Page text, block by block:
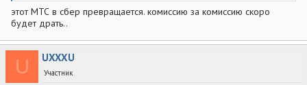
этот МТС в сбер превращается. комиссию за комиссию скоро
будет драть..
U UXXXU
Участник